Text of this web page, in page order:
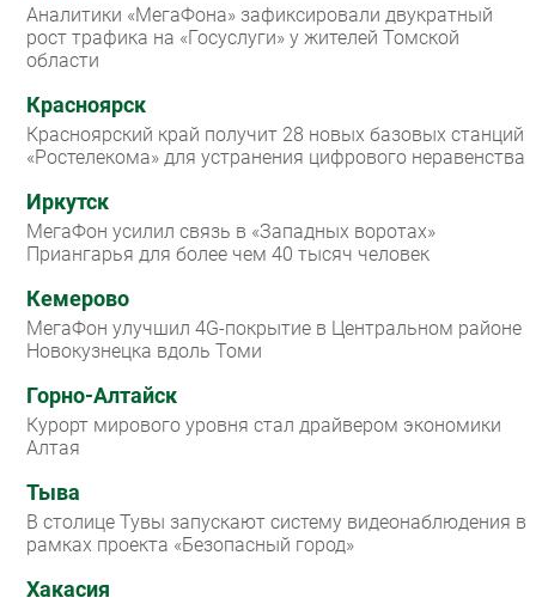
Аналитики «МегаФона» зафиксировали двукратный
рост трафика на «Госуслуги» у жителей Томской
области
Красноярск
Красноярский край получит 28 новых базовых станций
«Ростелекома» для устранения цифрового неравенства
Иркутск
МегаФон усилил связь в «Западных воротах»
Приангарья для более чем 40 тысяч человек
Кемерово
МегаФон улучшил 4G-покрытие в Центральном районе
Новокузнецка вдоль Томи
Горно-Алтайск
Курорт мирового уровня стал драйвером экономики
Алтая
Тыва
В столице Тувы запускают систему видеонаблюдения в
рамках проекта «Безопасный город»
Хакасия